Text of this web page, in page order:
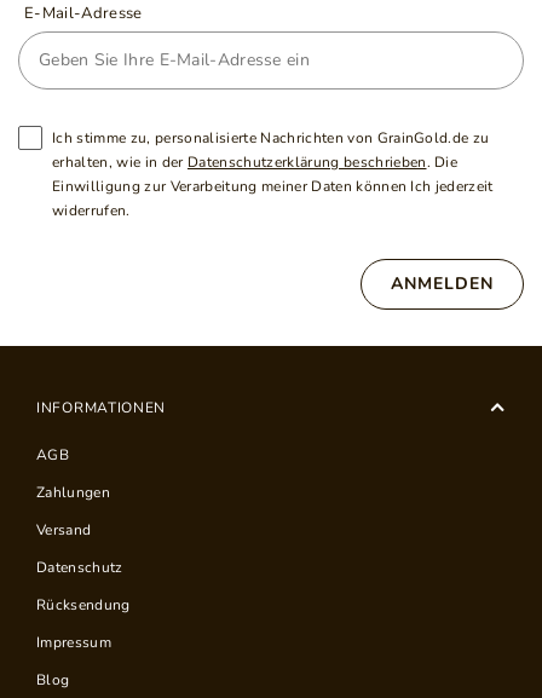
E-Mail-Adresse
Ich stimme zu, personalisierte Nachrichten von GrainGold.de zu
erhalten, wie in der Datenschutzerklärung beschrieben. Die
Einwilligung zur Verarbeitung meiner Daten können Ich jederzeit
widerrufen.
ANMELDEN
INFORMATIONEN
AGB
Zahlungen
Versand
Datenschutz
Rücksendung
Impressum
Blog